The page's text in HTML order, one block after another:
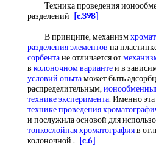
Техника проведения
разделений
[c.398]
В принципе, механизм
разделения элементов на
сорбентане отличается от
в колоночном вариантеи в
условий опытаможет быть
распределительным,
технике эксперимента. Именно эта
технике проведения
и послужила основой для
тонкослойная хроматографияв
колоночной .
[c.6]